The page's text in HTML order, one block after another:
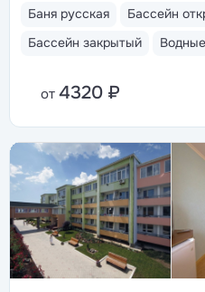
Баня русская
Бассейн
Бассейн закрытый
от 4320 ₽